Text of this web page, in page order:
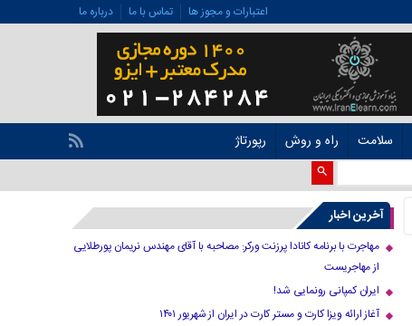
اعتبارات و مجوز ها تماس با ما درباره ما
سلامت راه و روش رپورتاژ
آخرین اخبار
مهاجرت با برنامه کانادا پرزنت ورکر: مصاحبه با آقای مهندس نریمان پورطلایی
از مهاجریست
ایران کمپانی رونمایی شد!
آغاز ارائه ویزا کارت و مستر کارت در ایران از شهریور ۱۴۰۱